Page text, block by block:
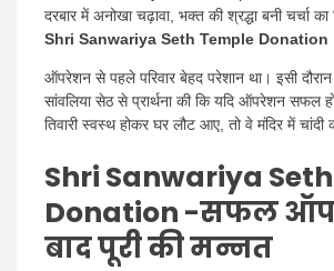
Shri Sanwariya Seth Temple Donation
ऑपरेशन से पहले परिवार बेहद परेशान था। इसी दौरान
सांवलिया सेठ से प्रार्थना की कि यदि ऑपरेशन सफल
तिवारी स्वस्थ होकर घर लौट आए, तो वे मंदिर में चांदी
Shri Sanwariya
Donation -सफल
बाद पूरी की मन्नत